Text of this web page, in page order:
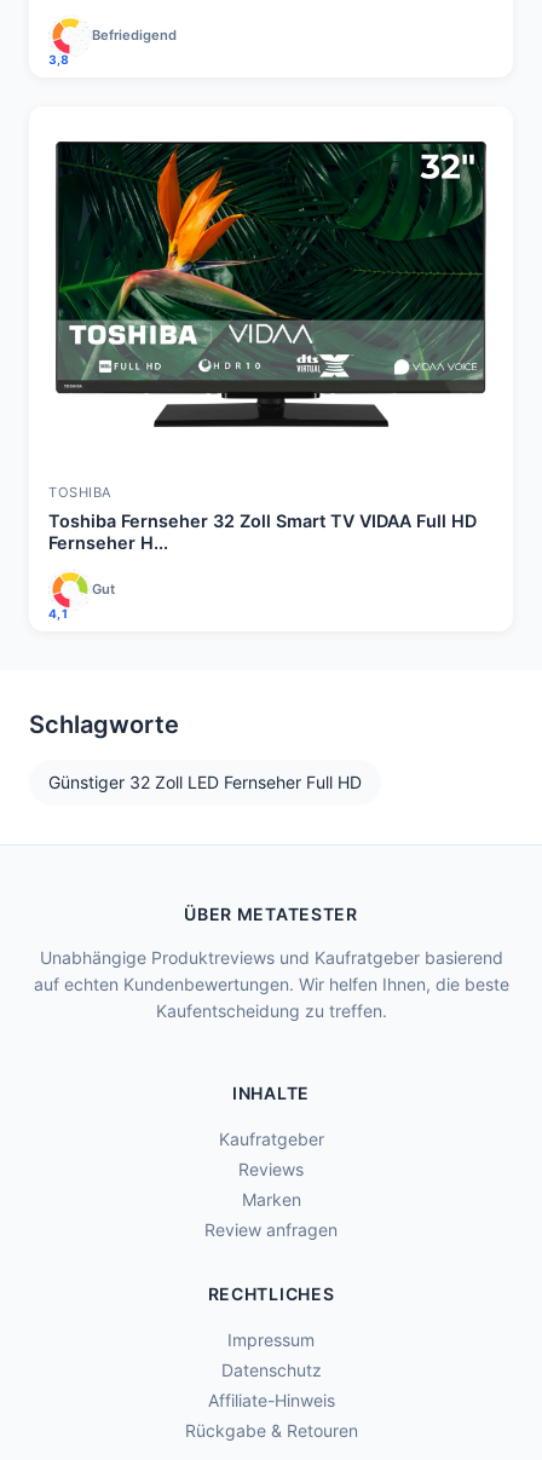
3,8
Befriedigend
TOSHIBA
Toshiba Fernseher 32 Zoll Smart TV VIDAA Full HD
Fernseher H...
4,1
Gut
Schlagworte
Günstiger 32 Zoll LED Fernseher Full HD
ÜBER METATESTER
Unabhängige Produktreviews und Kaufratgeber basierend
auf echten Kundenbewertungen. Wir helfen Ihnen, die beste
Kaufentscheidung zu treffen.
INHALTE
Kaufratgeber
Reviews
Marken
Review anfragen
RECHTLICHES
Impressum
Datenschutz
Affiliate-Hinweis
Rückgabe & Retouren